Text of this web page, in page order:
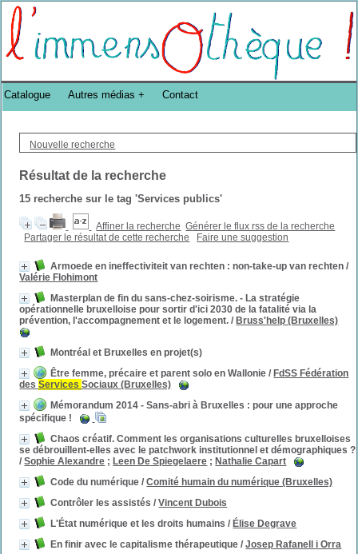
Bibliothèque DoucheFLUX Bibliotheek -->
Nouvelle recherche
Résultat de la recherche
15 recherche sur le tag'Services publics'
Affiner la recherche Générer le flux rss de la recherche
Partager le résultat de cette recherche
Faire une suggestion
Armoede en ineffectiviteit van rechten : non-take-up van rechten /
Valérie Flohimont
Masterplan de fin du sans-chez-soirisme. - La stratégie
opérationnelle bruxelloise pour sortir d'ici 2030 de la fatalité via la
prévention, l'accompagnement et le logement. / Bruss'help (Bruxelles)
Montréal et Bruxelles en projet(s)
Être femme, précaire et parent solo en Wallonie / FdSS Fédération
desServicesSociaux (Bruxelles)
Mémorandum 2014 - Sans-abri à Bruxelles : pour une approche
spécifique !
Chaos créatif. Comment les organisations culturelles bruxelloises
se débrouillent-elles avec le patchwork institutionnel et démographiques ?
/Sophie Alexandre ; Leen De Spiegelaere ; Nathalie Capart
Code du numérique /Comité humain du numérique (Bruxelles)
Contrôler les assistés /Vincent Dubois
L'État numérique et les droits humains / Élise Degrave
En finir avec le capitalisme thérapeutique /Josep Rafanell i Orra
Catalogue Autres médias Contact